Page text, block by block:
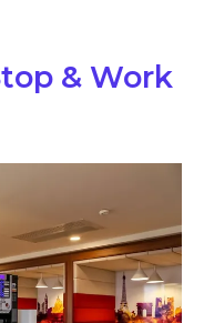
& Work